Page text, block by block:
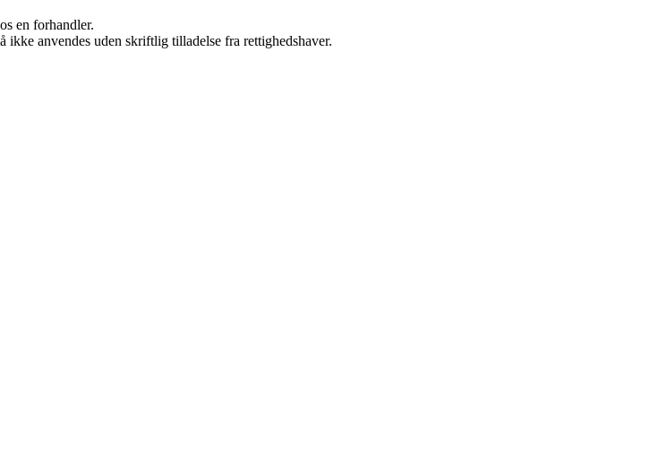
en forhandler.
anvendes uden skriftlig tilladelse fra rettighedshaver.